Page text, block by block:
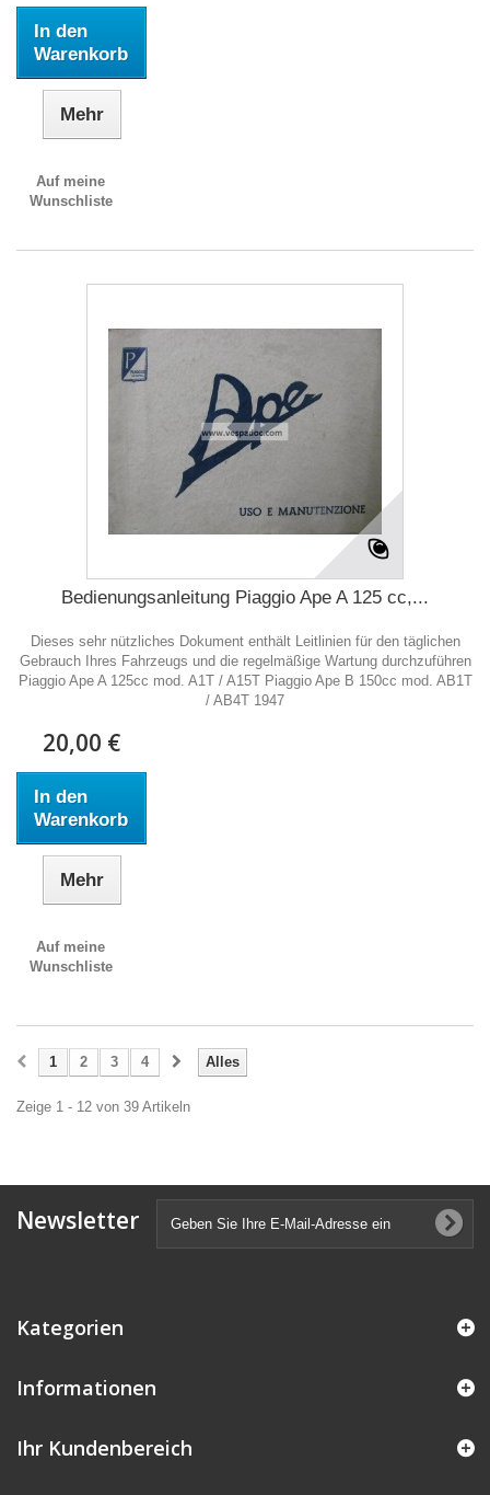
In den
Warenkorb
Mehr
Auf meine
Wunschliste
Bedienungsanleitung Piaggio Ape A 125 cc,...
Dieses sehr nützliches Dokument enthält Leitlinien für den täglichen
Gebrauch Ihres Fahrzeugs und die regelmäßige Wartung durchzuführen
Piaggio Ape A 125cc mod. A1T / A15T Piaggio Ape B 150cc mod. AB1T
/ AB4T 1947
20,00 €
In den
Warenkorb
Mehr
Auf meine
Wunschliste
Alles
1 2 3 4
Zeige 1 - 12 von 39 Artikeln
Newsletter
Kategorien
Informationen
Ihr Kundenbereich